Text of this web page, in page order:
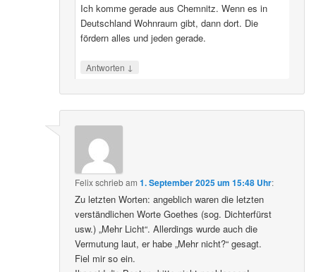
Ich komme gerade aus Chemnitz. Wenn es in
Deutschland Wohnraum gibt, dann dort. Die
fördern alles und jeden gerade.
Antworten ↓
Felixschriebam1. September 2025 um 15:48 Uhr:
Zu letzten Worten: angeblich waren die letzten
verständlichen Worte Goethes (sog. Dichterfürst
usw.) „Mehr Licht“. Allerdings wurde auch die
Vermutung laut, er habe „Mehr nicht?“ gesagt.
Fiel mir so ein.